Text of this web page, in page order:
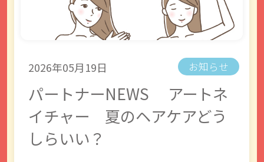
2026年05月19日 お知らせ
パートナーNEWS アートネ
イチャー 夏のヘアケアどう
しらいい？